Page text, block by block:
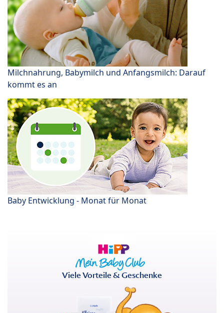
Milchnahrung, Babymilch und Anfangsmilch: Darauf
kommt es an
Baby Entwicklung - Monat für Monat
Viele Vorteile & Geschenke